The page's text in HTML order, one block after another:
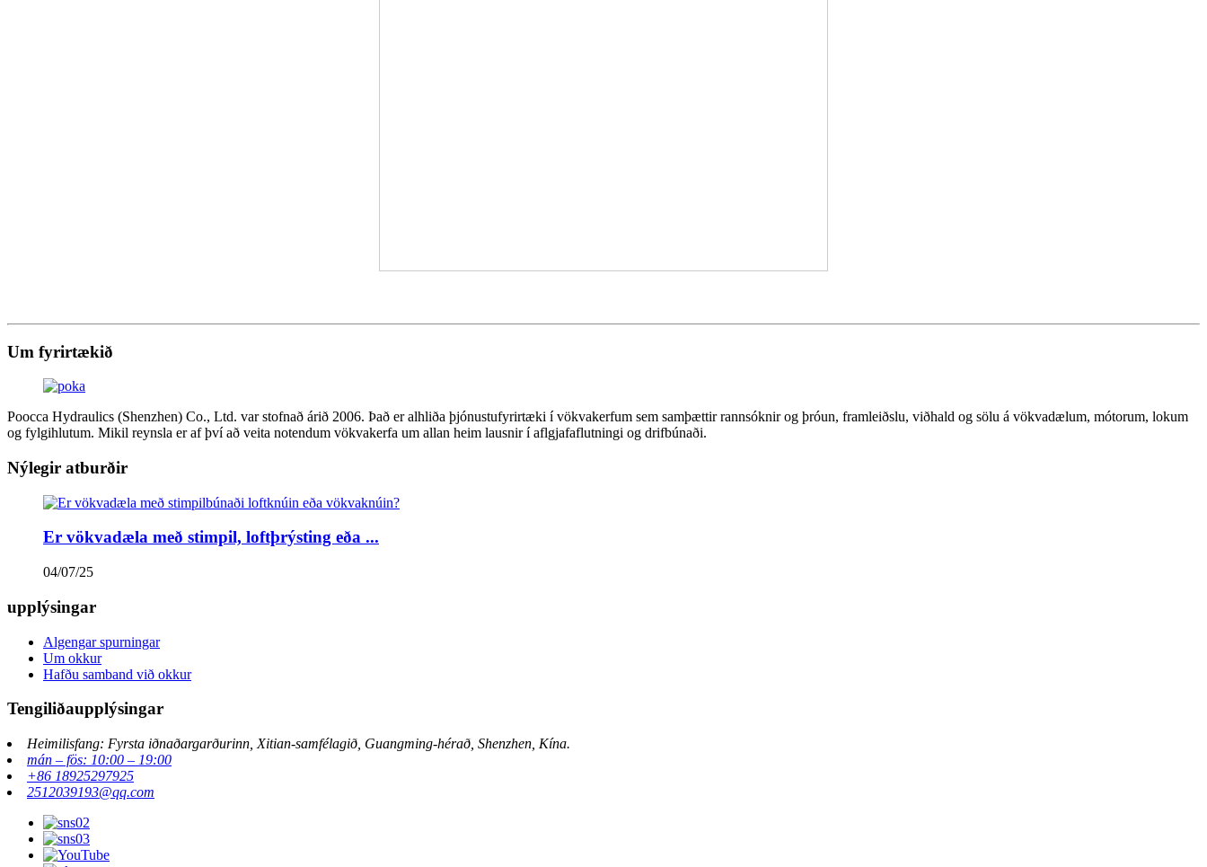
Um fyrirtækið
Poocca Hydraulics (Shenzhen) Co., Ltd. var stofnað árið 2006. Það er alhliða þjónustufyrirtæki í vökvakerfum sem samþættir rannsóknir og þróun, framleiðslu, viðhald og sölu á vökvadælum, mótorum, lokum
og fylgihlutum. Mikil reynsla er af því að veita notendum vökvakerfa um allan heim lausnir í aflgjafaflutningi og drifbúnaði.
Nýlegir atburðir
Er vökvadæla með stimpil, loftþrýsting eða ...
04/07/25
upplýsingar
Algengar spurningar
Um okkur
Hafðu samband við okkur
Tengiliðaupplýsingar
Heimilisfang: Fyrsta iðnaðargarðurinn, Xitian-samfélagið, Guangming-hérað, Shenzhen, Kína.
mán – fös: 10:00 – 19:00
+86 18925297925
2512039193@qq.com